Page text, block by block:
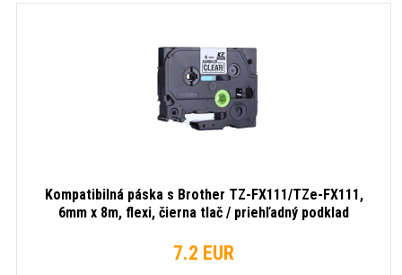
Kompatibilná páska s Brother TZ-FX111/TZe-FX111,
6mm x 8m, flexi, čierna tlač / priehľadný podklad
7.2 EUR